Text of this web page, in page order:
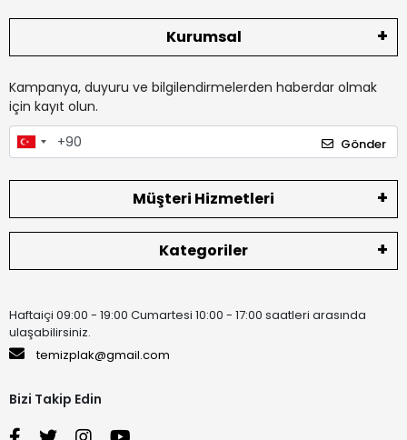
Kurumsal
Kampanya, duyuru ve bilgilendirmelerden haberdar olmak
için kayıt olun.
Gönder
Müşteri Hizmetleri
Kategoriler
Haftaiçi 09:00 - 19:00 Cumartesi 10:00 - 17:00 saatleri arasında
ulaşabilirsiniz.
temizplak@gmail.com
Bizi Takip Edin